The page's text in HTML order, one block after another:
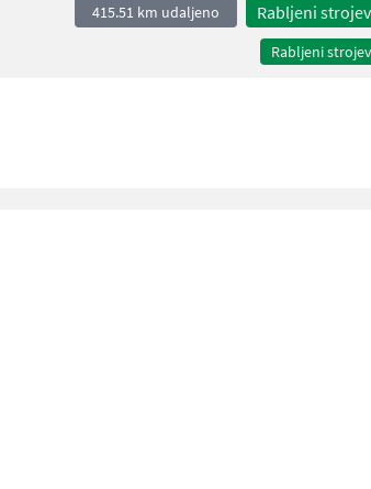
415.51 km udaljeno Rabljeni
Rabljeni